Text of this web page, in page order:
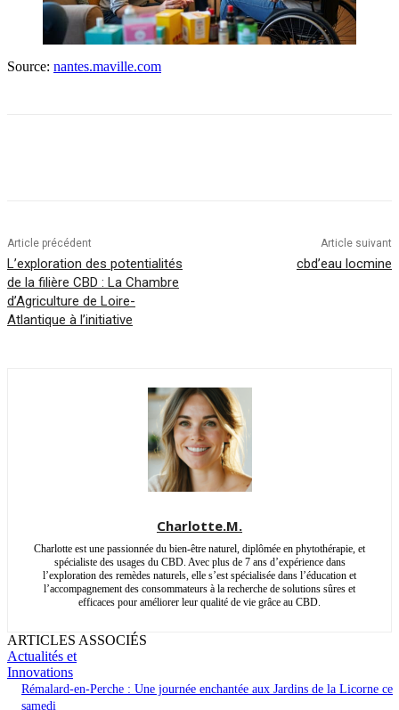
Source: nantes.maville.com
Article précédent
L’exploration des potentialités
de la filière CBD : La Chambre
d’Agriculture de Loire-
Atlantique à l’initiative
Article suivant
cbd’eau locmine
Charlotte.M.
Charlotte est une passionnée du bien-être naturel, diplômée en phytothérapie, et
spécialiste des usages du CBD. Avec plus de 7 ans d’expérience dans
l’exploration des remèdes naturels, elle s’est spécialisée dans l’éducation et
l’accompagnement des consommateurs à la recherche de solutions sûres et
efficaces pour améliorer leur qualité de vie grâce au CBD.
ARTICLES ASSOCIÉS
Actualités et
Innovations
Rémalard-en-Perche : Une journée enchantée aux Jardins de la Licorne ce
samedi